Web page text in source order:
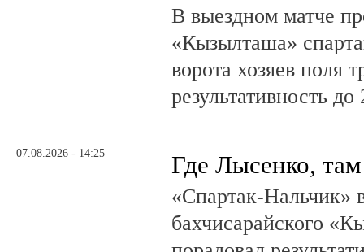
В выездном матче
«Кызылташа»
ворота хозяев поля
результативность
07.08.2026 - 14:25 Где Лысенко,
«Спартак-Нальчик»
бахчисарайского